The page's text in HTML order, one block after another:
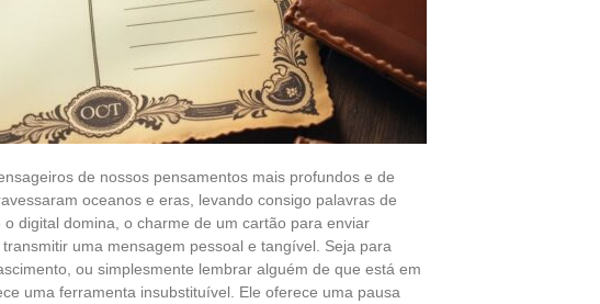
de nossos pensamentos mais profundos e de
oceanos e eras, levando consigo palavras de
digital domina, o charme de um cartão para enviar
uma mensagem pessoal e tangível. Seja para
ou simplesmente lembrar alguém de que está em
uma ferramenta insubstituível. Ele oferece uma pausa